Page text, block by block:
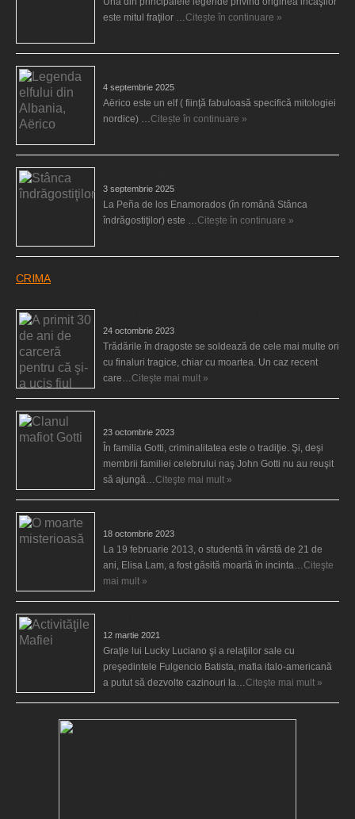
este mitul fraţilor …Citește în continuare »
4 septembrie 2025
Aërico este un elf ( fiinţă fabuloasă specifică mitologiei
nordice) …Citește în continuare »
3 septembrie 2025
La Peña de los Enamorados (în română Stânca
îndrăgostiţilor) este …Citește în continuare »
CRIMA
24 octombrie 2023
Trădările în dragoste se soldează de cele mai multe ori
cu finaluri tragice, chiar cu moartea. Un caz recent
care…Citeşte mai mult »
23 octombrie 2023
În familia Gotti, criminalitatea este o tradiţie. Şi, deşi
membrii familiei celebrului naş John Gotti nu au reuşit
să ajungă…Citeşte mai mult »
18 octombrie 2023
La 19 februarie 2013, o studentă în vârstă de 21 de
ani, Elisa Lam, a fost găsită moartă în incinta…Citeşte
mai mult »
12 martie 2021
Graţie lui Lucky Luciano şi a relaţiilor sale cu
preşedintele Fulgencio Batista, mafia italo-americană
a putut să dezvolte cazinouri la…Citeşte mai mult »